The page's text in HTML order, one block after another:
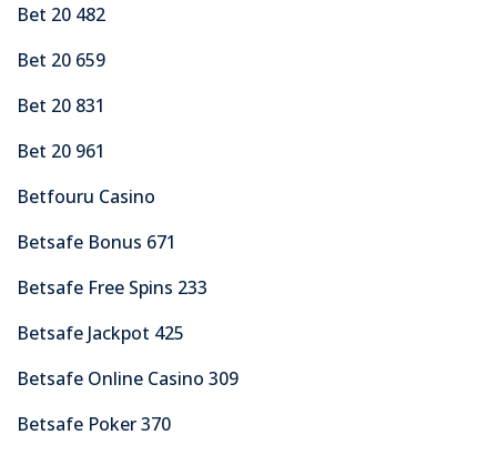
Bet 20 482
Bet 20 659
Bet 20 831
Bet 20 961
Betfouru Casino
Betsafe Bonus 671
Betsafe Free Spins 233
Betsafe Jackpot 425
Betsafe Online Casino 309
Betsafe Poker 370